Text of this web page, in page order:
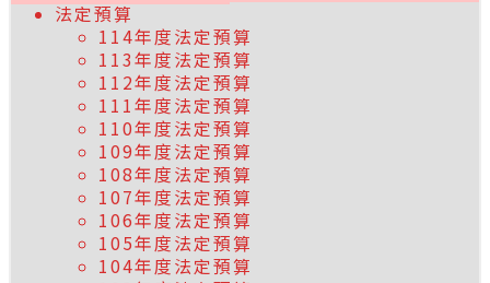
法定預算
114年度法定預算
113年度法定預算
112年度法定預算
111年度法定預算
110年度法定預算
109年度法定預算
108年度法定預算
107年度法定預算
106年度法定預算
105年度法定預算
104年度法定預算